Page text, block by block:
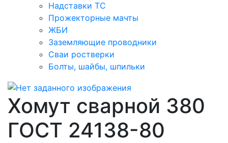
Надставки ТС
Прожекторные мачты
ЖБИ
Заземляющие проводники
Сваи ростверки
Болты, шайбы, шпильки
Хомут сварной 380
ГОСТ 24138-80